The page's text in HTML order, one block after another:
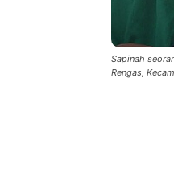
Sapinah
Rengas,